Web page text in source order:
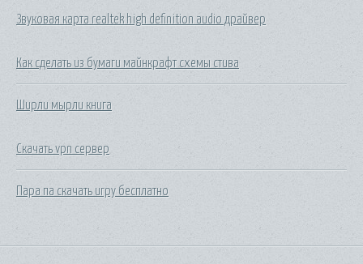
Звуковая карта realtek high definition audio драйвер
Как сделать из бумаги майнкрафт схемы стива
Ширли мырли книга
Скачать vpn сервер
Пара па скачать игру бесплатно